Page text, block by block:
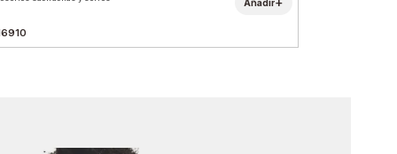
Añadir